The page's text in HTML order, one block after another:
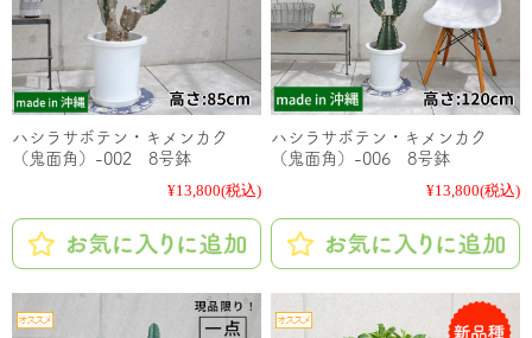
ハシラサボテン・キメンカク
（鬼面角）-002 8号鉢
¥13,800(税込)
ハシラサボテン・キメンカク
（鬼面角）-006 8号鉢
¥13,800(税込)